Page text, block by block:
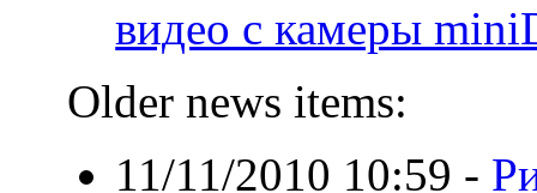
видео с камеры
Older news items:
11/11/2010 10:59 -